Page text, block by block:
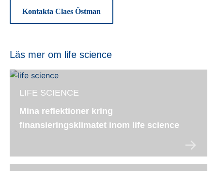
Kontakta Claes Östman
Läs mer om life science
LIFE SCIENCE
Mina reflektioner kring
finansieringsklimatet inom life science